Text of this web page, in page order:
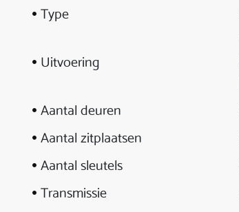
Type
Uitvoering
Aantal deuren
Aantal zitplaatsen
Aantal sleutels
Transmissie